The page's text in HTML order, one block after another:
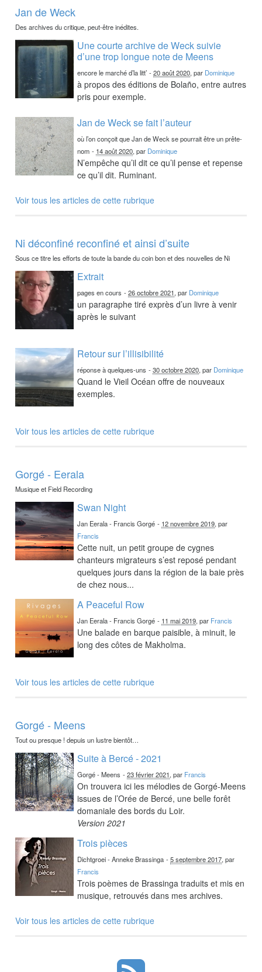
Jan de Weck
Des archives du critique, peut-être inédites.
Une courte archive de Weck suivie
d’une trop longue note de Meens
encore le marché d’la litt’ -20 août 2020, par Dominique
à propos des éditions de Bolaño, entre autres
pris pour exemple.
Jan de Weck se fait l’auteur
où l’on conçoit que Jan de Weck se pourrait être un prête-
nom - 14 août 2020, par Dominique
N’empêche qu’il dit ce qu’il pense et repense
ce qu’il dit. Ruminant.
Voir tous les articles de cette rubrique
Ni déconfiné reconfiné et ainsi d’suite
Sous ce titre les efforts de toute la bande du coin bon et des nouvelles de Ni
Extrait
pages en cours -26 octobre 2021, par Dominique
un paragraphe tiré exprès d’un livre à venir
après le suivant
Retour sur l’illisibilité
réponse à quelques-uns -30 octobre 2020, par Dominique
Quand le Vieil Océan offre de nouveaux
exemples.
Voir tous les articles de cette rubrique
Gorgé - Eerala
Musique et Field Recording
Swan Night
Jan Eerala - Francis Gorgé - 12 novembre 2019, par
Francis
Cette nuit, un petit groupe de cygnes
chanteurs migrateurs s’est reposé pendant
quelques jours dans la région de la baie près
de chez nous...
A Peaceful Row
Jan Eerala - Francis Gorgé - 11 mai 2019, par Francis
Une balade en barque paisible, à minuit, le
long des côtes de Makholma.
Voir tous les articles de cette rubrique
Gorgé - Meens
Tout ou presque ! depuis un lustre bientôt…
Suite à Bercé - 2021
Gorgé - Meens -23 février 2021, par Francis
On trouvera ici les mélodies de Gorgé-Meens
issues de l’Orée de Bercé, une belle forêt
domaniale des bords du Loir.
Version 2021
Trois pièces
Dichtgroei - Anneke Brassinga -5 septembre 2017, par
Francis
Trois poèmes de Brassinga traduits et mis en
musique, retrouvés dans mes archives.
Voir tous les articles de cette rubrique